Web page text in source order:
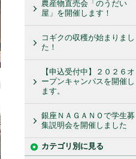
農産物直売会「のうだい
屋」を開催します！
コギクの収穫が始まりまし
た！
【申込受付中】２０２６オ
ープンキャンパスを開催し
ます。
銀座ＮＡＧＡＮＯで学生募
集説明会を開催しました
カテゴリ別に見る